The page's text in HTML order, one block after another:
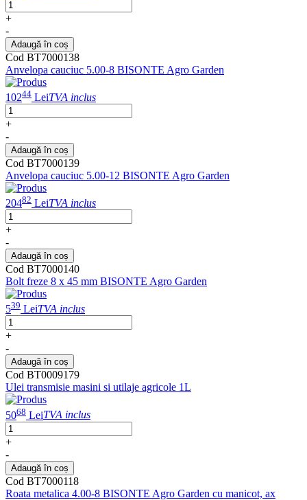
+
-
Adaugă în coș
Cod BT7000138
Anvelopa cauciuc 5.00-8 BISONTE Agro Garden
10244 LeiTVA inclus
+
-
Adaugă în coș
Cod BT7000139
Anvelopa cauciuc 5.00-12 BISONTE Agro Garden
20482 LeiTVA inclus
+
-
Adaugă în coș
Cod BT7000140
Bolt freze 8 x 45 mm BISONTE Agro Garden
539 LeiTVA inclus
+
-
Adaugă în coș
Cod BT0009179
Ulei transmisie masini si utilaje agricole 1L
5068 LeiTVA inclus
+
-
Adaugă în coș
Cod BT7000118
Roata metalica 4.00-8 BISONTE Agro Garden cu manicot, ax